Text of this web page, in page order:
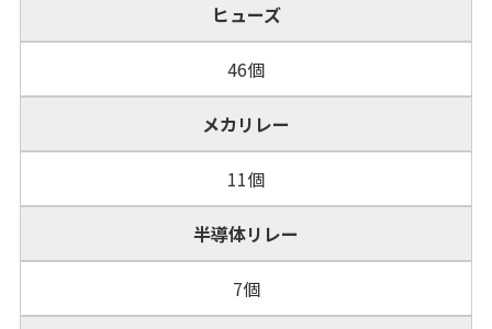
ヒューズ
46個
メカリレー
11個
半導体リレー
7個